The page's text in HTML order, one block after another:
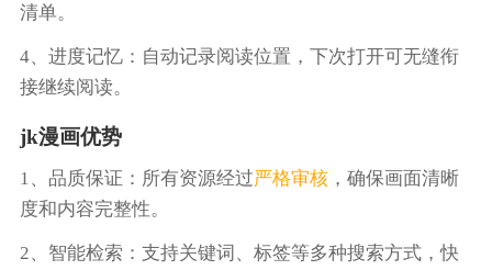
清单。
4、进度记忆：自动记录阅读位置，下次打开可无缝衔
接继续阅读。
jk漫画优势
1、品质保证：所有资源经过严格审核，确保画面清晰
度和内容完整性。
2、智能检索：支持关键词、标签等多种搜索方式，快